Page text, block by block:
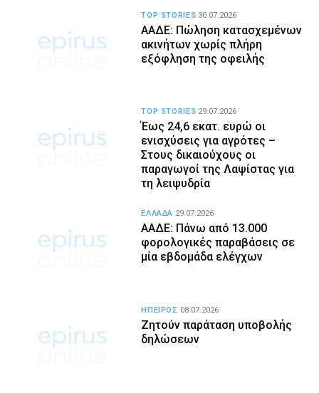
ΑΑΔΕ: Πώληση κατασχεμένων
ακινήτων χωρίς πλήρη
εξόφληση της οφειλής
TOP STORIES 30.07.2026
Έως 24,6 εκατ. ευρώ οι
ενισχύσεις για αγρότες –
Στους δικαιούχους οι
παραγωγοί της Λαψίστας για
τη λειψυδρία
TOP STORIES 29.07.2026
ΑΑΔΕ: Πάνω από 13.000
φορολογικές παραβάσεις σε
μία εβδομάδα ελέγχων
ΕΛΛΑΔΑ 29.07.2026
Ζητούν παράταση υποβολής
δηλώσεων
ΗΠΕΙΡΟΣ 08.07.2026